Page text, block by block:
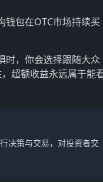
包在OTC市场持续买
时，你会选择跟随大众
超额收益永远属于能
决策与交易，对投资者交